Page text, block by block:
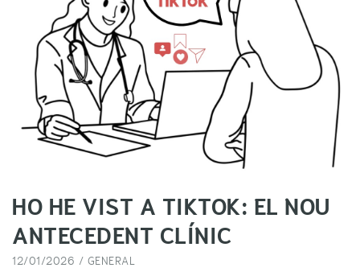
HO HE VIST A TIKTOK: EL NOU
ANTECEDENT CLÍNIC
12/01/2026 / GENERAL